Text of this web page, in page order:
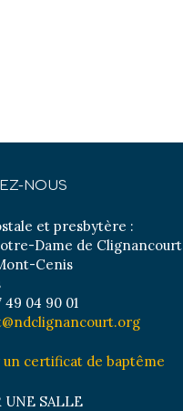
NOUS
et presbytère :
Dame de Clignancourt
Cenis
49 04 90 01
un certificat de baptême
UNE SALLE